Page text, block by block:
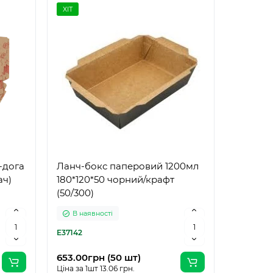
ХІТ
Ланч-бокс паперовий 1200мл
180*120*50 чорний/крафт
(50/300)
В наявності
E37142
653.00грн (50 шт)
Ціна за 1шт 13.06 грн.